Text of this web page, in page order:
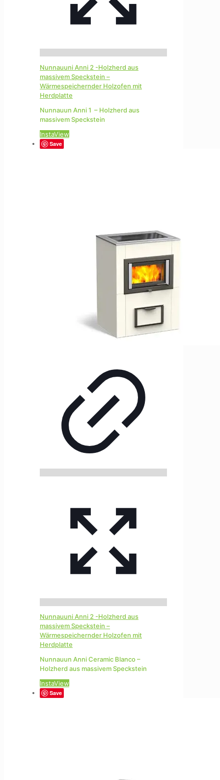
Nunnauuni Anni 2 -Holzherd aus
massivem Speckstein –
Wärmespeichernder Holzofen mit
Herdplatte
Nunnauun Anni 1 – Holzherd aus
massivem Speckstein
InstaView
Save
Nunnauuni Anni 2 -Holzherd aus
massivem Speckstein –
Wärmespeichernder Holzofen mit
Herdplatte
Nunnauun Anni Ceramic Blanco –
Holzherd aus massivem Speckstein
InstaView
Save